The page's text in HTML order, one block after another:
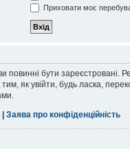
Приховати моє
повинні бути зареєстровані.
як увійти, будь ласка,
| Заява про конфіденційність